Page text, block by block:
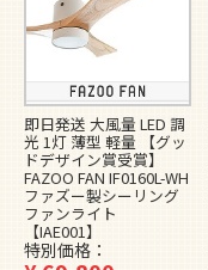
即日発送 大風量 LED 調
光 1灯 薄型 軽量 【グッ
ドデザイン賞受賞】
FAZOO FAN IF0160L-WH
ファズー製シーリング
ファンライト
【IAE001】
特別価格